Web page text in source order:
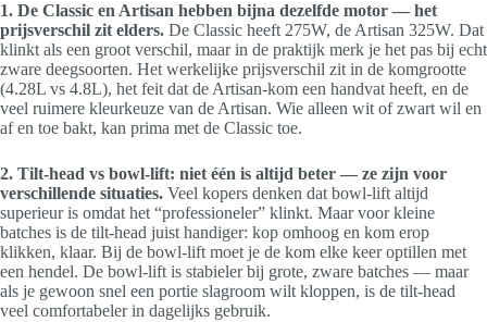
1. De Classic en Artisan hebben bijna dezelfde motor — het
prijsverschil zit elders. De Classic heeft 275W, de Artisan 325W. Dat
klinkt als een groot verschil, maar in de praktijk merk je het pas bij echt
zware deegsoorten. Het werkelijke prijsverschil zit in de komgrootte
(4.28L vs 4.8L), het feit dat de Artisan-kom een handvat heeft, en de
veel ruimere kleurkeuze van de Artisan. Wie alleen wit of zwart wil en
af en toe bakt, kan prima met de Classic toe.
2. Tilt-head vs bowl-lift: niet één is altijd beter — ze zijn voor
verschillende situaties. Veel kopers denken dat bowl-lift altijd
superieur is omdat het “professioneler” klinkt. Maar voor kleine
batches is de tilt-head juist handiger: kop omhoog en kom erop
klikken, klaar. Bij de bowl-lift moet je de kom elke keer optillen met
een hendel. De bowl-lift is stabieler bij grote, zware batches — maar
als je gewoon snel een portie slagroom wilt kloppen, is de tilt-head
veel comfortabeler in dagelijks gebruik.